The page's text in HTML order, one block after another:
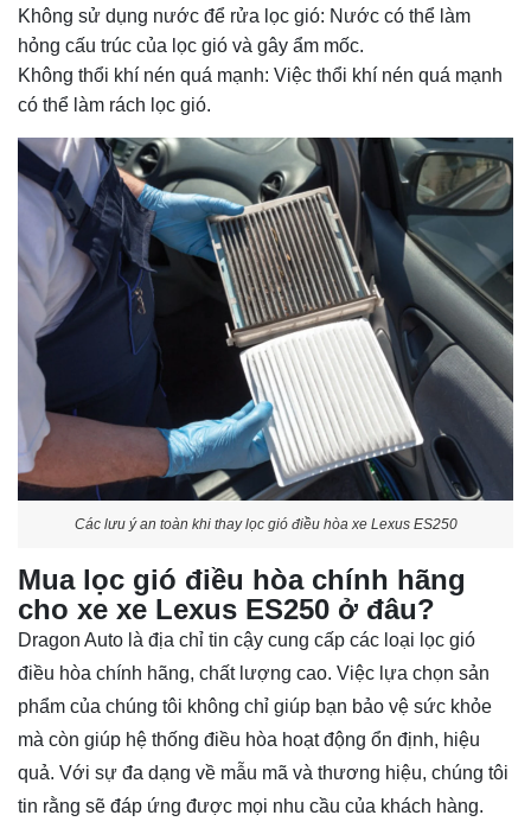
Không sử dụng nước để rửa lọc gió: Nước có thể làm
hỏng cấu trúc của lọc gió và gây ẩm mốc.
Không thổi khí nén quá mạnh: Việc thổi khí nén quá mạnh
có thể làm rách lọc gió.
Các lưu ý an toàn khi thay lọc gió điều hòa xe Lexus ES250
Mua lọc gió điều hòa chính hãng
cho xe xe Lexus ES250 ở đâu?
Dragon Auto là địa chỉ tin cậy cung cấp các loại lọc gió
điều hòa chính hãng, chất lượng cao. Việc lựa chọn sản
phẩm của chúng tôi không chỉ giúp bạn bảo vệ sức khỏe
mà còn giúp hệ thống điều hòa hoạt động ổn định, hiệu
quả. Với sự đa dạng về mẫu mã và thương hiệu, chúng tôi
tin rằng sẽ đáp ứng được mọi nhu cầu của khách hàng.